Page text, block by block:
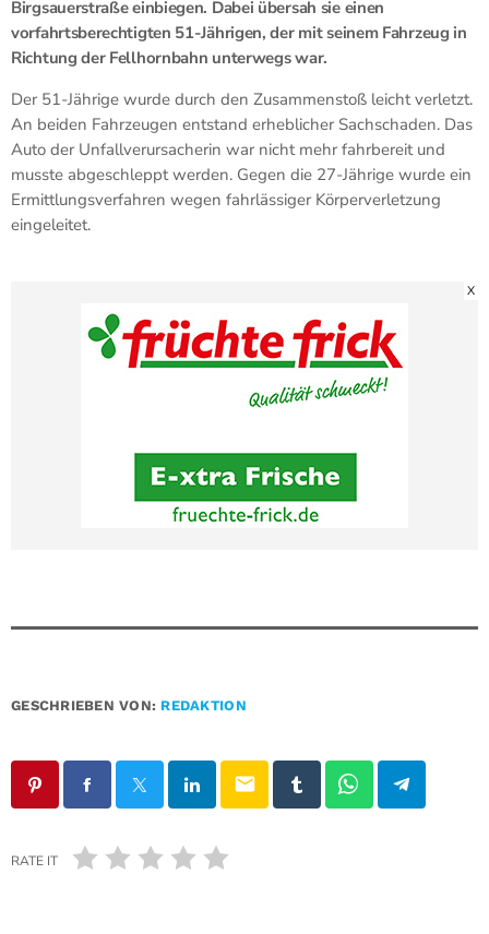
Birgsauerstraße einbiegen. Dabei übersah sie einen
vorfahrtsberechtigten 51-Jährigen, der mit seinem Fahrzeug in
Richtung der Fellhornbahn unterwegs war.
Der 51-Jährige wurde durch den Zusammenstoß leicht verletzt.
An beiden Fahrzeugen entstand erheblicher Sachschaden. Das
Auto der Unfallverursacherin war nicht mehr fahrbereit und
musste abgeschleppt werden. Gegen die 27-Jährige wurde ein
Ermittlungsverfahren wegen fahrlässiger Körperverletzung
eingeleitet.
X
GESCHRIEBEN VON: REDAKTION
email
RATE IT